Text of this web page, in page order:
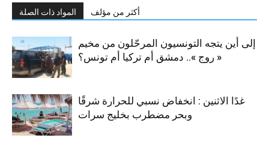
المواد ذات الصلة أكثر من مؤلف
إلى أين يتجه التونسيون المرحّلون من مخيم
« روج ».. دمشق أم تركيا أم تونس؟
غدًا الاثنين : انخفاض نسبي للحرارة شرقًا
وبحر مضطرب بخليج سرات